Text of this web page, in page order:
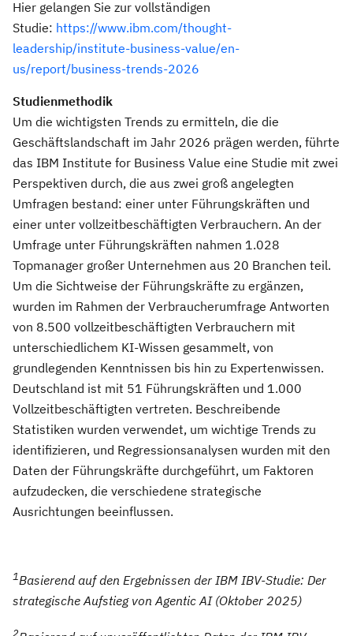
Hier gelangen Sie zur vollständigen
Studie: https://www.ibm.com/thought-
leadership/institute-business-value/en-
us/report/business-trends-2026
Studienmethodik
Um die wichtigsten Trends zu ermitteln, die die
Geschäftslandschaft im Jahr 2026 prägen werden, führte
das IBM Institute for Business Value eine Studie mit zwei
Perspektiven durch, die aus zwei groß angelegten
Umfragen bestand: einer unter Führungskräften und
einer unter vollzeitbeschäftigten Verbrauchern. An der
Umfrage unter Führungskräften nahmen 1.028
Topmanager großer Unternehmen aus 20 Branchen teil.
Um die Sichtweise der Führungskräfte zu ergänzen,
wurden im Rahmen der Verbraucherumfrage Antworten
von 8.500 vollzeitbeschäftigten Verbrauchern mit
unterschiedlichem KI-Wissen gesammelt, von
grundlegenden Kenntnissen bis hin zu Expertenwissen.
Deutschland ist mit 51 Führungskräften und 1.000
Vollzeitbeschäftigten vertreten. Beschreibende
Statistiken wurden verwendet, um wichtige Trends zu
identifizieren, und Regressionsanalysen wurden mit den
Daten der Führungskräfte durchgeführt, um Faktoren
aufzudecken, die verschiedene strategische
Ausrichtungen beeinflussen.
1Basierend auf den Ergebnissen der IBM IBV-Studie: Der
strategische Aufstieg von Agentic AI (Oktober 2025)
2